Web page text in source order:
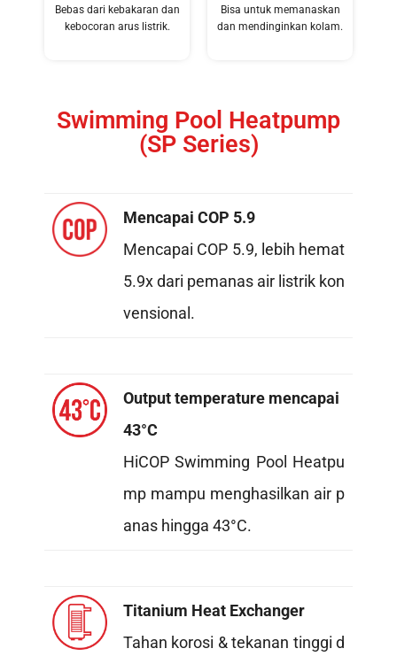
Bebas dari kebakaran dan
kebocoran arus listrik.
Bisa untuk memanaskan
dan mendinginkan kolam.
Swimming Pool Heatpump
(SP Series)
Mencapai COP 5.9
Mencapai COP 5.9, lebih hemat
5.9x dari pemanas air listrik kon
vensional.
Output temperature mencapai
43°C
HiCOP Swimming Pool Heatpu
mp mampu menghasilkan air p
anas hingga 43°C.
Titanium Heat Exchanger
Tahan korosi & tekanan tinggi d